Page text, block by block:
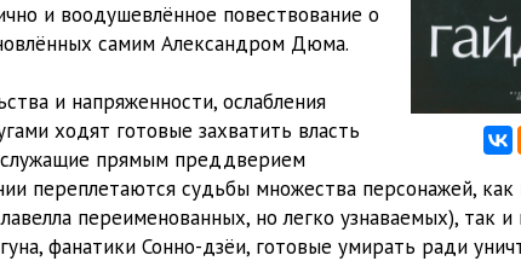
и воодушевлённое повествование о
самим Александром Дюма.
и напряженности, ослабления
ходят готовые захватить власть
служащие прямым преддверием
переплетаются судьбы множества персонажей, как
переименованных, но легко узнаваемых), так
фанатики Сонно-дзёи, готовые умирать ради